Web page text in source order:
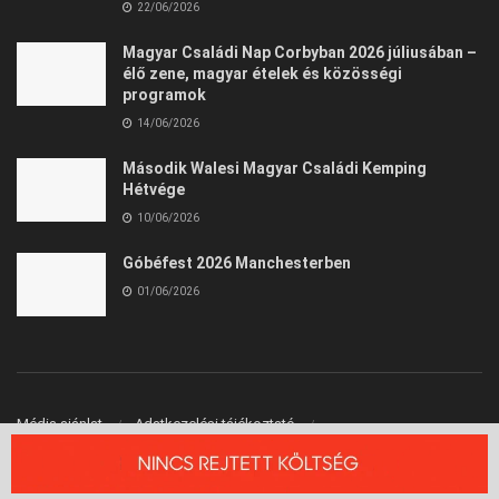
22/06/2026
Magyar Családi Nap Corbyban 2026 júliusában –
élő zene, magyar ételek és közösségi
programok
14/06/2026
Második Walesi Magyar Családi Kemping
Hétvége
10/06/2026
Góbéfest 2026 Manchesterben
01/06/2026
Média ajánlat
Adatkezelési tájékoztató